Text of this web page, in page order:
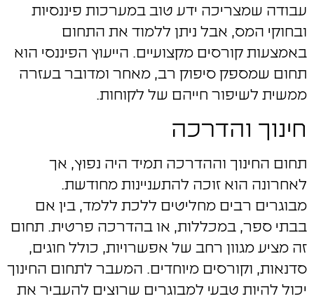
עבודה שמצריכה ידע טוב במערכות פיננסיות
ובחוקי המס, אבל ניתן ללמוד את התחום
באמצעות קורסים מקצועיים. הייעוץ הפיננסי הוא
תחום שמספק סיפוק רב, מאחר ומדובר בעזרה
ממשית לשיפור חייהם של לקוחות.
חינוך והדרכה
תחום החינוך וההדרכה תמיד היה נפוץ, אך
לאחרונה הוא זוכה להתעניינות מחודשת.
מבוגרים רבים מחליטים ללכת ללמד, בין אם
בבתי ספר, במכללות, או בהדרכה פרטית. תחום
זה מציע מגוון רחב של אפשרויות, כולל חוגים,
סדנאות, וקורסים מיוחדים. המעבר לתחום החינוך
יכול להיות טבעי למבוגרים שרוצים להעביר את